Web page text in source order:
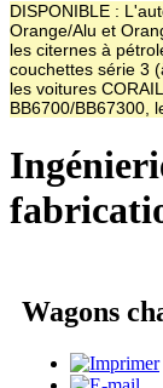
DISPONIBLE :
Orange/Alu et
les citernes à
couchettes série 3
les voitures
BB6700/BB67300,
Wagons